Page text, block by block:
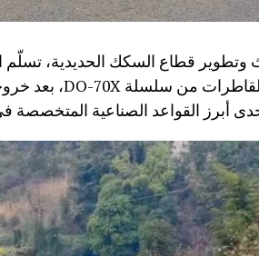
وتطوير قطاع السكك الحديدية،